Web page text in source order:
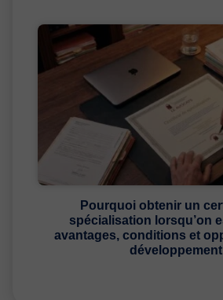
Pourquoi obtenir un
spécialisation lorsqu’on
avantages, conditions et
développement